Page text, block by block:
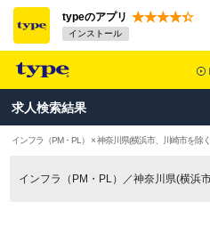
typeのアプリ
インストール
求人検索結果
インフラ（PM・PL） × 神奈川県(横浜市、川崎市を除
インフラ（PM・PL）／神奈川県(横浜